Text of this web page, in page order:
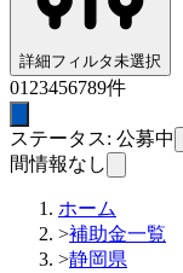
詳細フィルタ未選択
01 23456789件
ステータス: 公募中
間情報なし
ホーム
>補助金一覧
>静岡県